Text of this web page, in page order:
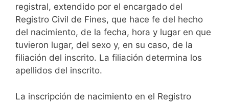
registral, extendido por el encargado del
Registro Civil de Fines, que hace fe del hecho
del nacimiento, de la fecha, hora y lugar en que
tuvieron lugar, del sexo y, en su caso, de la
filiación del inscrito. La filiación determina los
apellidos del inscrito.
La inscripción de nacimiento en el Registro